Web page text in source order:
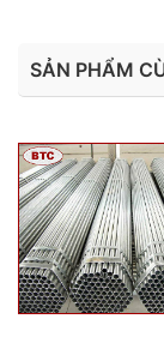
SẢN PHẨM